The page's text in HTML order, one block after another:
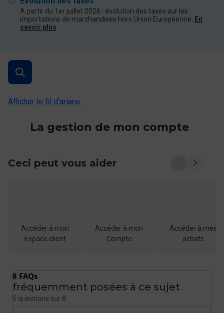
A partir du 1er juillet 2026 : évolution des taxes sur les
importations de marchandises hors Union Européenne.
En
savoir plus
Afficher le fil d'ariane
La gestion de mon compte
Ceci peut vous aider
Accéder à mon
Espace client
Accéder à mon
Compte
Accéder à mes
achats
8 FAQs
fréquemment posées à ce sujet
5 questions sur 8